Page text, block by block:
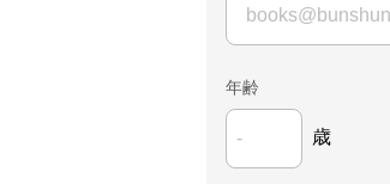
年齢
歳